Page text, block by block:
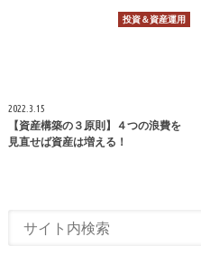
投資＆資産運用
2022.3.15
【資産構築の３原則】４つの浪費を
見直せば資産は増える！